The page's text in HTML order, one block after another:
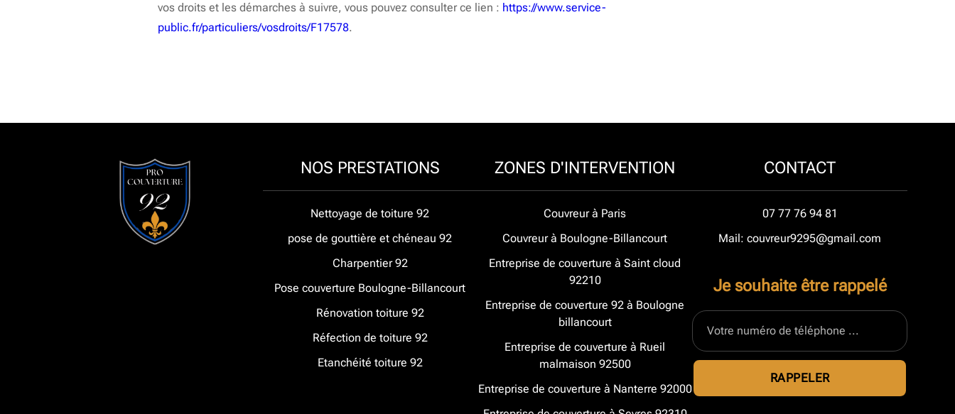
vos droits et les démarches à suivre, vous pouvez consulter ce lien : https://www.service-
public.fr/particuliers/vosdroits/F17578.
NOS PRESTATIONS
Nettoyage de toiture 92
pose de gouttière et chéneau 92
Charpentier 92
Pose couverture Boulogne-Billancourt
Rénovation toiture 92
Réfection de toiture 92
Etanchéité toiture 92
ZONES D'INTERVENTION
Couvreur à Paris
Couvreur à Boulogne-Billancourt
Entreprise de couverture à Saint cloud
92210
Entreprise de couverture 92 à Boulogne
billancourt
Entreprise de couverture à Rueil
malmaison 92500
Entreprise de couverture à Nanterre 92000
CONTACT
07 77 76 94 81
Mail: couvreur9295@gmail.com
Je souhaite être rappelé